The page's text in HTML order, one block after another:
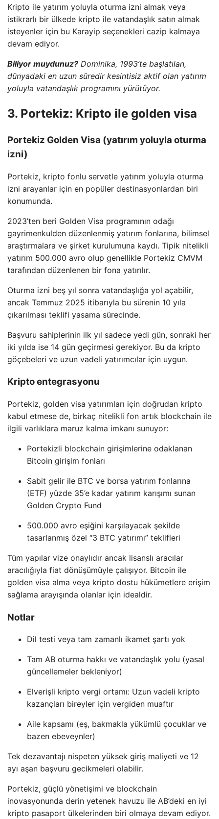
Kripto ile yatırım yoluyla oturma izni almak veya
istikrarlı bir ülkede kripto ile vatandaşlık satın almak
isteyenler için bu Karayip seçenekleri cazip kalmaya
devam ediyor.
Biliyor muydunuz? Dominika, 1993’te başlatılan,
dünyadaki en uzun süredir kesintisiz aktif olan yatırım
yoluyla vatandaşlık programını yürütüyor.
3. Portekiz: Kripto ile golden visa
Portekiz Golden Visa (yatırım yoluyla oturma
izni)
Portekiz, kripto fonlu servetle yatırım yoluyla oturma
izni arayanlar için en popüler destinasyonlardan biri
konumunda.
2023’ten beri Golden Visa programının odağı
gayrimenkulden düzenlenmiş yatırım fonlarına, bilimsel
araştırmalara ve şirket kurulumuna kaydı. Tipik nitelikli
yatırım 500.000 avro olup genellikle Portekiz CMVM
tarafından düzenlenen bir fona yatırılır.
Oturma izni beş yıl sonra vatandaşlığa yol açabilir,
ancak Temmuz 2025 itibarıyla bu sürenin 10 yıla
çıkarılması teklifi yasama sürecinde.
Başvuru sahiplerinin ilk yıl sadece yedi gün, sonraki her
iki yılda ise 14 gün geçirmesi gerekiyor. Bu da kripto
göçebeleri ve uzun vadeli yatırımcılar için uygun.
Kripto entegrasyonu
Portekiz, golden visa yatırımları için doğrudan kripto
kabul etmese de, birkaç nitelikli fon artık blockchain ile
ilgili varlıklara maruz kalma imkanı sunuyor:
Portekizli blockchain girişimlerine odaklanan
Bitcoin girişim fonları
Sabit gelir ile BTC ve borsa yatırım fonlarına
(ETF) yüzde 35’e kadar yatırım karışımı sunan
Golden Crypto Fund
500.000 avro eşiğini karşılayacak şekilde
tasarlanmış özel “3 BTC yatırımı” teklifleri
Tüm yapılar vize onaylıdır ancak lisanslı aracılar
aracılığıyla fiat dönüşümüyle çalışıyor. Bitcoin ile
golden visa alma veya kripto dostu hükümetlere erişim
sağlama arayışında olanlar için idealdir.
Notlar
Dil testi veya tam zamanlı ikamet şartı yok
Tam AB oturma hakkı ve vatandaşlık yolu (yasal
güncellemeler bekleniyor)
Elverişli kripto vergi ortamı: Uzun vadeli kripto
kazançları bireyler için vergiden muaftır
Aile kapsamı (eş, bakmakla yükümlü çocuklar ve
bazen ebeveynler)
Tek dezavantajı nispeten yüksek giriş maliyeti ve 12
ayı aşan başvuru gecikmeleri olabilir.
Portekiz, güçlü yönetişimi ve blockchain
inovasyonunda derin yetenek havuzu ile AB’deki en iyi
kripto pasaport ülkelerinden biri olmaya devam ediyor.